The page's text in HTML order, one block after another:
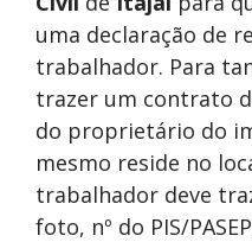
uma declaração de
trabalhador. Para
trazer um contrato
do proprietário do
mesmo reside no
trabalhador deve
foto, nº do PIS/